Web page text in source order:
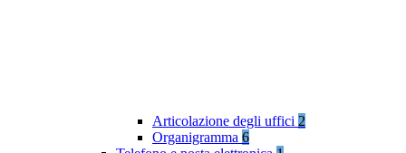
Articolazione degli uffici 2
Organigramma 6